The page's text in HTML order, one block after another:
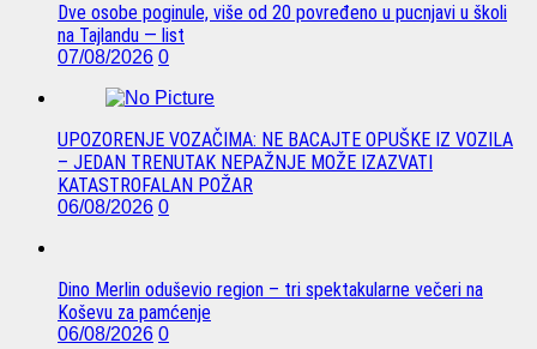
Dve osobe poginule, više od 20 povređeno u pucnjavi u školi
na Tajlandu — list
07/08/2026 0
UPOZORENJE VOZAČIMA: NE BACAJTE OPUŠKE IZ VOZILA
– JEDAN TRENUTAK NEPAŽNJE MOŽE IZAZVATI
KATASTROFALAN POŽAR
06/08/2026 0
Dino Merlin oduševio region – tri spektakularne večeri na
Koševu za pamćenje
06/08/2026 0